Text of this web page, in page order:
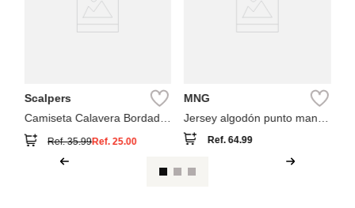
Scalpers
Camiseta Calavera Bordada
Ref.35.99Ref.25.00
MNG
Jersey algodón punto manga
corta
Ref.64.99